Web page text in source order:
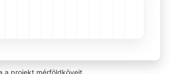
a projekt mérföldköveit.